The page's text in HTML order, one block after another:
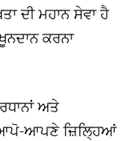
ਦੀ ਮਹਾਨ ਸੇਵਾ ਹੈ
ਕਰਨਾ
ਅਤੇ
ਆਪੋ-ਆਪਣੇ ਜ਼ਿਲ੍ਹਿਆਂ